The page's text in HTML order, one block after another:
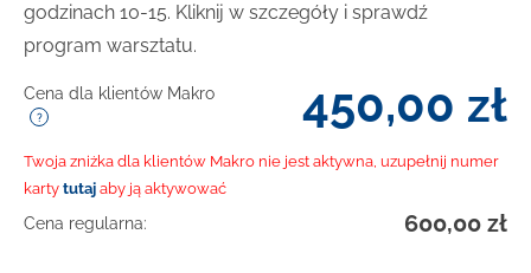
godzinach 10-15. Kliknij w szczegóły i sprawdź
program warsztatu.
Cena dla klientów Makro 450,00 zł
Twoja zniżka dla klientów Makro nie jest aktywna, uzupełnij numer
karty tutaj aby ją aktywować
Cena regularna: 600,00 zł